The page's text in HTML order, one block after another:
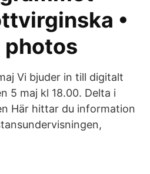
•
photos
Vi bjuder in till digitalt
5 maj kl 18.00. Delta i
Här hittar du information